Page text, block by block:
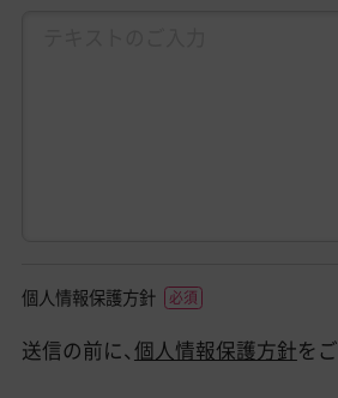
個人情報保護方針
送信の前に、 個人情報保護方針を